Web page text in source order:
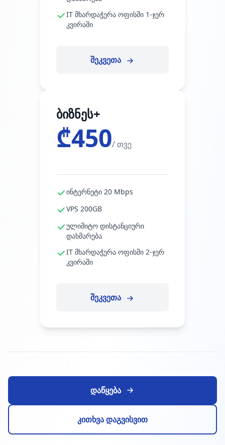
IT მხარდაჭერა ოფისში 1-ჯერ
კვირაში
შეკვეთა
ბიზნეს+
₾450/ თვე
ინტერნეტი 20 Mbps
VPS 200GB
ულიმიტო დისტანციური
დახმარება
IT მხარდაჭერა ოფისში 2-ჯერ
კვირაში
შეკვეთა
დაწყება
კითხვა დაგვისვით